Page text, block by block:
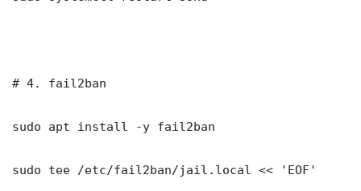
# 4. fail2ban
sudo apt install -y fail2ban
sudo tee /etc/fail2ban/jail.local << 'EOF'